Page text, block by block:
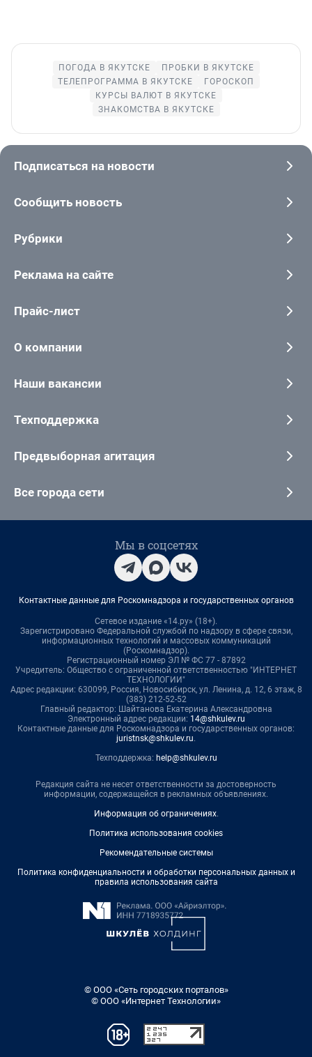
ПОГОДА В ЯКУТСКЕ
ПРОБКИ В ЯКУТСКЕ
ТЕЛЕПРОГРАММА В ЯКУТСКЕ
ГОРОСКОП
КУРСЫ ВАЛЮТ В ЯКУТСКЕ
ЗНАКОМСТВА В ЯКУТСКЕ
Подписаться на новости
Сообщить новость
Рубрики
Реклама на сайте
Прайс-лист
О компании
Наши вакансии
Техподдержка
Предвыборная агитация
Все города сети
Мы в соцсетях
Контактные данные для Роскомнадзора и государственных органов
Сетевое издание «14.ру» (18+).
Зарегистрировано Федеральной службой по надзору в сфере связи,
информационных технологий и массовых коммуникаций
(Роскомнадзор).
Регистрационный номер ЭЛ № ФС 77 - 87892
Учредитель: Общество с ограниченной ответственностью "ИНТЕРНЕТ
ТЕХНОЛОГИИ"
Адрес редакции: 630099, Россия, Новосибирск, ул. Ленина, д. 12, 6 этаж, 8
(383) 212-52-52
Главный редактор: Шайтанова Екатерина Александровна
Электронный адрес редакции: 14@shkulev.ru
Контактные данные для Роскомнадзора и государственных органов:
juristnsk@shkulev.ru.
Техподдержка: help@shkulev.ru
Редакция сайта не несет ответственности за достоверность
информации, содержащейся в рекламных объявлениях.
Информация об ограничениях.
Политика использования cookies
Рекомендательные системы
Политика конфиденциальности и обработки персональных данных и
правила использования сайта
© ООО «Сеть городских порталов»
© ООО «Интернет Технологии»